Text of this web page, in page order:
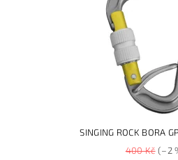
SINGING ROCK BORA
400 Kč(–2